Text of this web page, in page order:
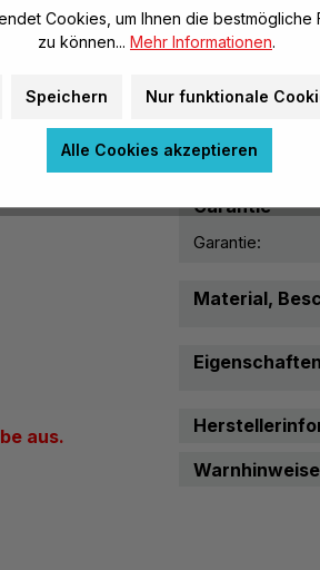
Robust und
(Seiten- und
aus.
Höhe:
Tiefe:
Weitere Maße:
Garantie
Garantie:
Material,
Eigenschaften
Warnhinweise
Cookies, um Ihnen die bestmögliche
zu können... Mehr Informationen.
Speichern Nur funktionale
Alle Cookies akzeptieren